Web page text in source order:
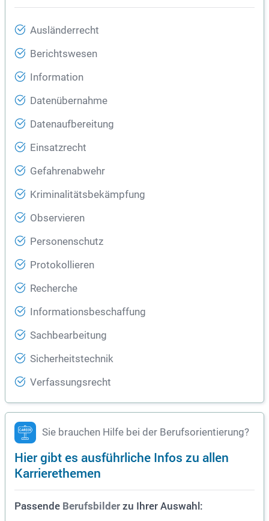
Ausländerrecht
Berichtswesen
Information
Datenübernahme
Datenaufbereitung
Einsatzrecht
Gefahrenabwehr
Kriminalitätsbekämpfung
Observieren
Personenschutz
Protokollieren
Recherche
Informationsbeschaffung
Sachbearbeitung
Sicherheitstechnik
Verfassungsrecht
Sie brauchen Hilfe bei der Berufsorientierung?
Hier gibt es ausführliche Infos zu allen
Karrierethemen
Passende Berufsbilder zu Ihrer Auswahl: